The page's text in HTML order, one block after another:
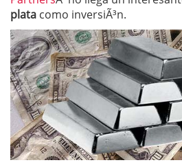
plata como inversiÃ³n.